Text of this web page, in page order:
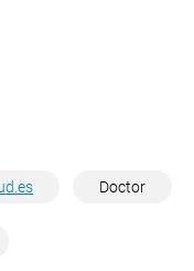
Doctor